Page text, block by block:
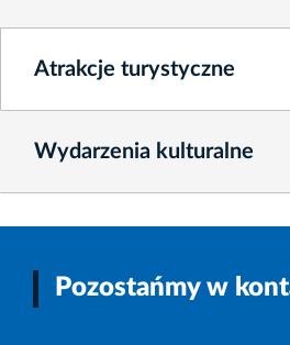
Atrakcje turystyczne
Wydarzenia kulturalne
Pozostańmy w